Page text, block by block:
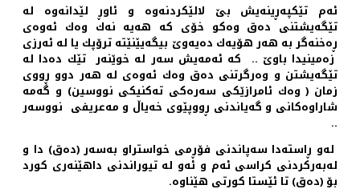
ئه‌م تێكپه‌ڕینه‌یش بێ لالێكردنه‌وه‌ و ئاوڕ لێدانه‌وه‌‌ له‌
تێگه‌یشتنی ده‌ق وه‌كو خۆی كه‌ هه‌یه‌ نه‌ك وه‌ك ئه‌وه‌ی
ڕه‌خنه‌گر به‌ هه‌ر هۆیه‌ك ده‌یه‌وێ بیگه‌یێنێته‌ ترۆپك یا له‌ ئه‌رزی
زه‌مینیدا باوێ .. كه‌ ئه‌مه‌یش سه‌ر له‌ خوێنه‌ر تێك ده‌دا له‌
تێگه‌یشتن و وه‌رگرتنی ده‌ق وه‌ك ئه‌وه‌ی له‌ هه‌ر دوو ڕووی
زمان ( وه‌ك ئامرازێكی سه‌ره‌كی ته‌كنیكی نووسین) و گه‌مه‌
شاراوه‌كانی و گه‌یاندنی ڕووپێوی خه‌یاڵ و مه‌عریفی نووسه‌ر
..
له‌و ڕاسته‌دا سه‌پاندنی فۆڕمی خواستراو به‌سه‌ر (ده‌ق) دا و
له‌به‌ركردنی كراسی ئه‌م و ئه‌و له‌ تیوراندنی داهێنه‌ری كورد
بۆ (ده‌ق) تا ئێستا كورتی هێناوه‌.